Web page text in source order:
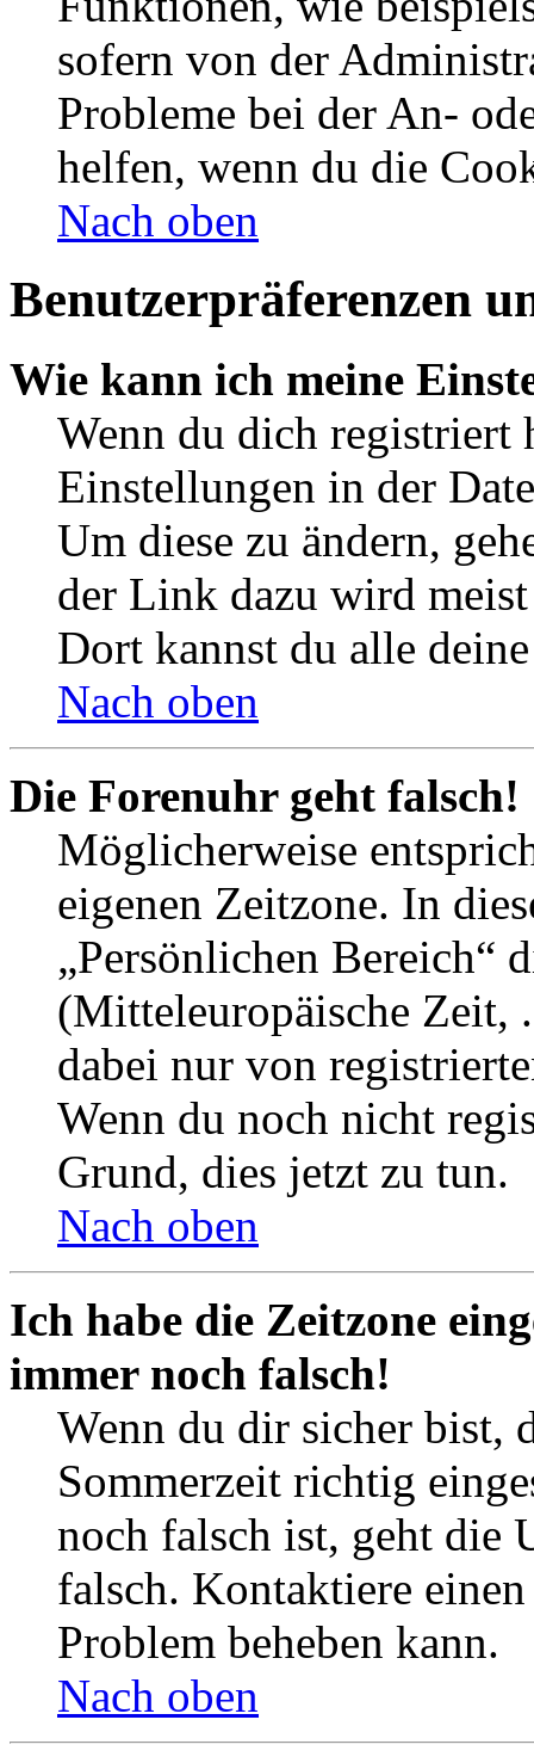
sofern von der
Probleme bei der An-
helfen, wenn du die
Nach oben
Benutzerpräferenzen
Wie kann ich meine
Wenn du dich registriert
Einstellungen in der
Um diese zu ändern,
der Link dazu wird
Dort kannst du alle
Nach oben
Die Forenuhr geht falsch!
Möglicherweise
eigenen Zeitzone. In
„Persönlichen Bereich“
(Mitteleuropäische Zeit,
dabei nur von
Wenn du noch nicht
Grund, dies jetzt zu tun.
Nach oben
Ich habe die Zeitzone
immer noch falsch!
Wenn du dir sicher bist,
Sommerzeit richtig
noch falsch ist, geht die
falsch. Kontaktiere
Problem beheben kann.
Nach oben